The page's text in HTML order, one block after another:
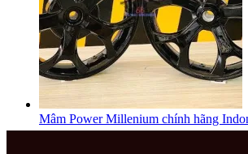
Mâm Power Millenium chính hãng